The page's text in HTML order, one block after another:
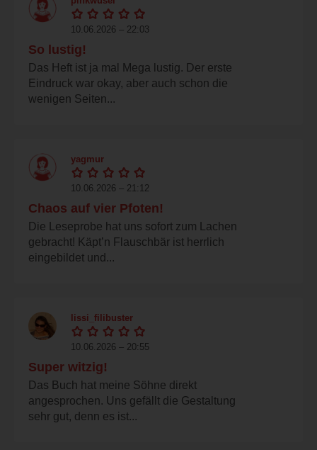
10.06.2026 – 22:03
So lustig!
Das Heft ist ja mal Mega lustig. Der erste
Eindruck war okay, aber auch schon die
wenigen Seiten...
yagmur
10.06.2026 – 21:12
Chaos auf vier Pfoten!
Die Leseprobe hat uns sofort zum Lachen
gebracht! Käpt’n Flauschbär ist herrlich
eingebildet und...
lissi_filibuster
10.06.2026 – 20:55
Super witzig!
Das Buch hat meine Söhne direkt
angesprochen. Uns gefällt die Gestaltung
sehr gut, denn es ist...